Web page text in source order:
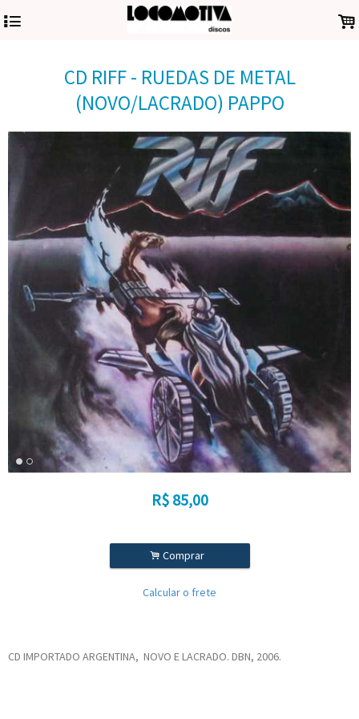
4 .
CD RIFF - RUEDAS DE METAL
(NOVO/LACRADO) PAPPO
R$ 85,00
. Comprar
Calcular o frete
CD IMPORTADO ARGENTINA, NOVO E LACRADO. DBN, 2006.